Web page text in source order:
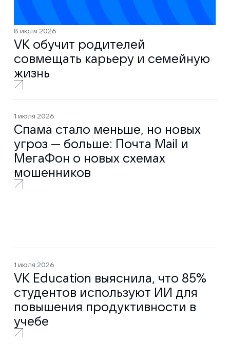
8 июля 2026
VK обучит родителей
совмещать карьеру и семейную
жизнь
1 июля 2026
Спама стало меньше, но новых
угроз — больше: Почта Mail и
МегаФон о новых схемах
мошенников
1 июля 2026
VK Education выяснила, что 85%
студентов используют ИИ для
повышения продуктивности в
учебе